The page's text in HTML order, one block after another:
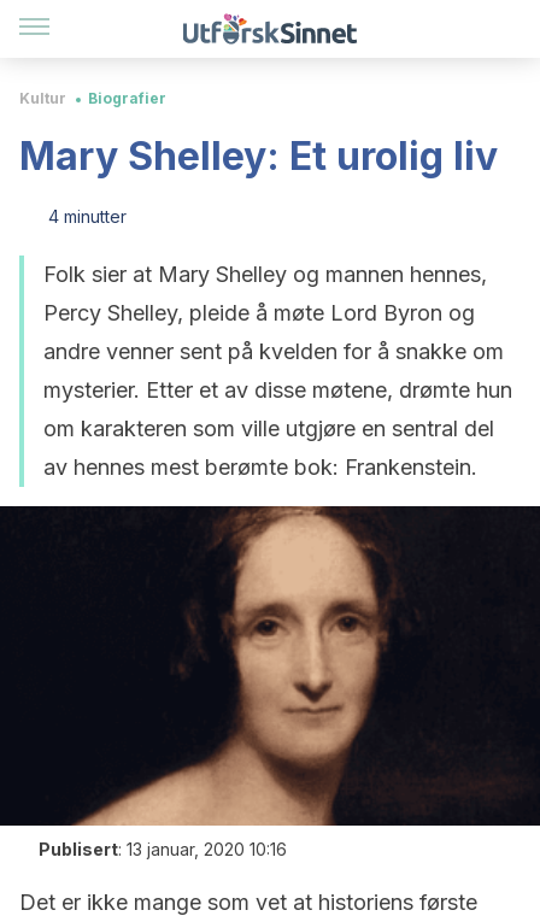
Kultur Biografier
Mary Shelley: Et urolig liv
4 minutter
Folk sier at Mary Shelley og mannen hennes,
Percy Shelley, pleide å møte Lord Byron og
andre venner sent på kvelden for å snakke om
mysterier. Etter et av disse møtene, drømte hun
om karakteren som ville utgjøre en sentral del
av hennes mest berømte bok: Frankenstein.
Publisert: 13 januar, 2020 10:16
Det er ikke mange som vet at historiens første